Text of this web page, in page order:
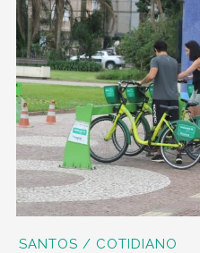
SANTOS / COTIDIANO